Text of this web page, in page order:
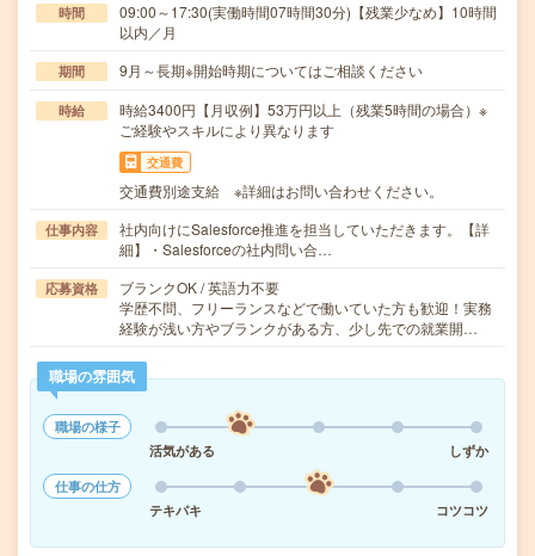
時間
09:00～17:30(実働時間07時間30分)【残業少なめ】10時間
以内／月
期間 9月～長期※開始時期についてはご相談ください
時給
時給3400円【月収例】53万円以上（残業5時間の場合）※
ご経験やスキルにより異なります
交通費
交通費別途支給 ※詳細はお問い合わせください。
仕事内容
社内向けにSalesforce推進を担当していただきます。【詳
細】・Salesforceの社内問い合…
応募資格
ブランクOK / 英語力不要
学歴不問、フリーランスなどで働いていた方も歓迎！実務
経験が浅い方やブランクがある方、少し先での就業開…
職場の雰囲気
職場の様子
活気がある
しずか
仕事の仕方
テキパキ
コツコツ